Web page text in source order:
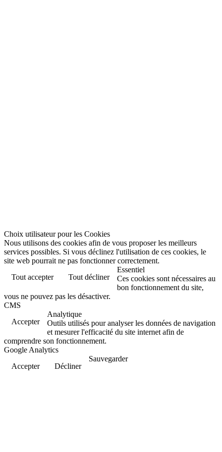
Choix utilisateur pour les Cookies
Nous utilisons des cookies afin de vous proposer les meilleurs
services possibles. Si vous déclinez l'utilisation de ces cookies, le
site web pourrait ne pas fonctionner correctement.
Tout accepter
Tout décliner
Essentiel
Ces cookies sont nécessaires au
bon fonctionnement du site,
vous ne pouvez pas les désactiver.
CMS
Accepter
Analytique
Outils utilisés pour analyser les données de navigation
et mesurer l'efficacité du site internet afin de
comprendre son fonctionnement.
Google Analytics
Accepter
Décliner
Sauvegarder